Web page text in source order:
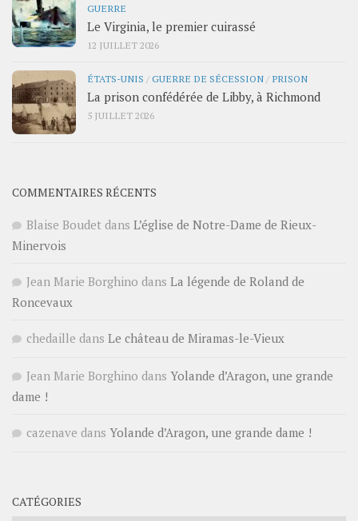
GUERRE
Le Virginia, le premier cuirassé
12 JUILLET 2026
ÉTATS-UNIS /GUERRE DE SÉCESSION / PRISON
La prison confédérée de Libby, à Richmond
5 JUILLET 2026
COMMENTAIRES RÉCENTS
Blaise Boudet dans L’église de Notre-Dame de Rieux-
Minervois
Jean Marie Borghino dans La légende de Roland de
Roncevaux
chedaille dans Le château de Miramas-le-Vieux
Jean Marie Borghino dans Yolande d’Aragon, une grande
dame !
cazenave dans Yolande d’Aragon, une grande dame !
CATÉGORIES